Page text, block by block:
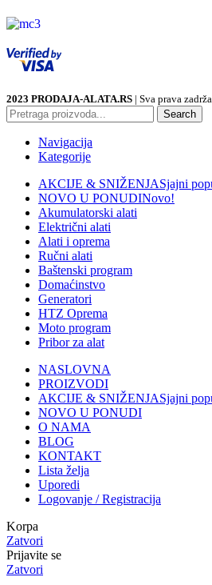
2023 PRODAJA-ALATA.RS | Sva prava
Search
Navigacija
Kategorije
AKCIJE & SNIŽENJASjajni
NOVO U PONUDINovo!
Akumulatorski alati
Električni alati
Alati i oprema
Ručni alati
Baštenski program
Domaćinstvo
Generatori
HTZ Oprema
Moto program
Pribor za alat
NASLOVNA
PROIZVODI
AKCIJE & SNIŽENJASjajni
NOVO U PONUDI
O NAMA
BLOG
KONTAKT
Lista želja
Uporedi
Logovanje / Registracija
Korpa
Zatvori
Prijavite se
Zatvori